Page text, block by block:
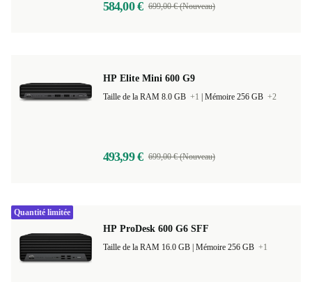
584,00 € 699,00 € (Nouveau)
HP Elite Mini 600 G9
Taille de la RAM 8.0 GB +1 Mémoire 256 GB +2
493,99 € 699,00 € (Nouveau)
HP ProDesk 600 G6 SFF
Mémoire 256 GB +1
Quantité limitée